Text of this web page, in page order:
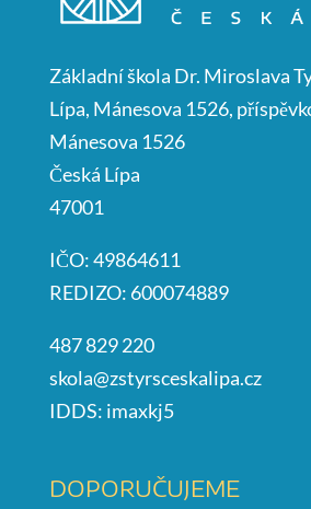
Základní škola Dr. Miroslava
Lípa, Mánesova 1526,
Mánesova 1526
Česká Lípa
47001
IČO: 49864611
REDIZO: 600074889
487 829 220
skola@zstyrsceskalipa.cz
IDDS: imaxkj5
DOPORUČUJEME